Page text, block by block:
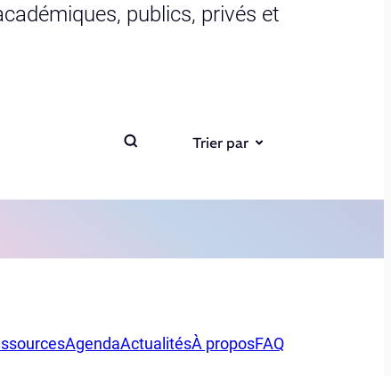
publics, privés et
Trier par
AgendaActualitésÀ proposFAQ